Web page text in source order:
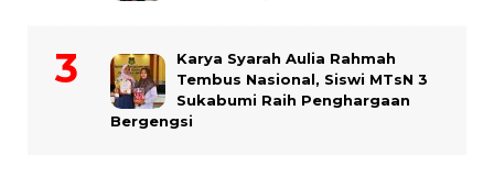
Karya Syarah Aulia Rahmah
Tembus Nasional, Siswi MTsN 3
Sukabumi Raih Penghargaan
Bergengsi